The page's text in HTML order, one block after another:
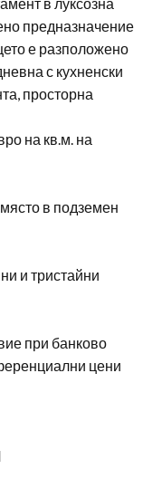
в луксозна
предназначение
е разположено
с кухненски
просторна
на кв.м. на
в подземен
и тристайни
при банково
цени